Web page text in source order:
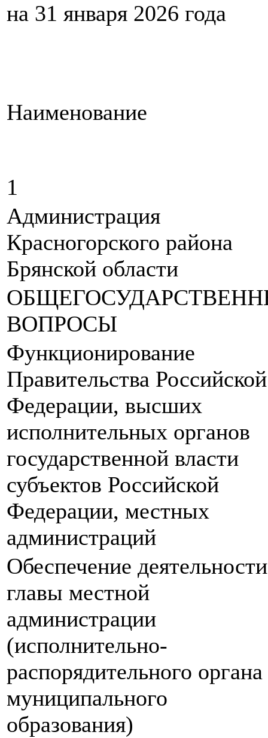
на 31 января 2026 года
Наименование
1
Администрация
Красногорского района
Брянской области
ВОПРОСЫ
Функционирование
Правительства Российской
Федерации, высших
исполнительных органов
государственной власти
субъектов Российской
Федерации, местных
администраций
Обеспечение деятельности
главы местной
администрации
(исполнительно-
распорядительного органа
муниципального
образования)